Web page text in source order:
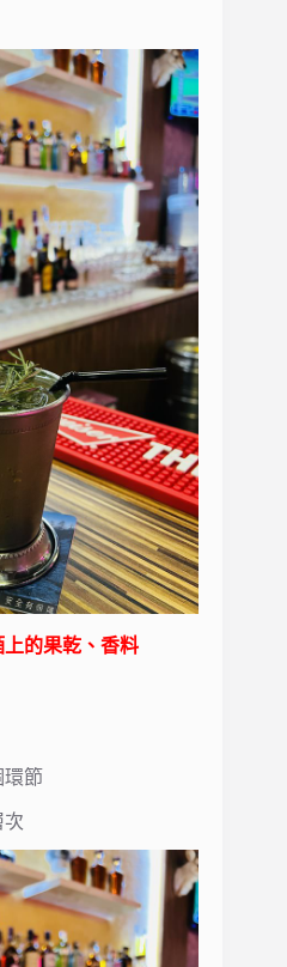
上的果乾、香料
節
次